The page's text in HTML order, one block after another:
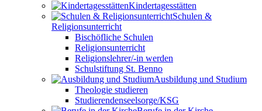
Kindertagesstätten
Schulen &
Religionsunterricht
Bischöfliche Schulen
Religionsunterricht
Religionslehrer/-in werden
Schulstiftung St. Benno
Ausbildung und Studium
Theologie studieren
Studierendenseelsorge/KSG